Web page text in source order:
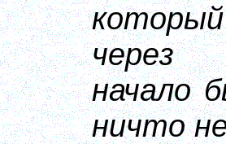
через
начало
ничто